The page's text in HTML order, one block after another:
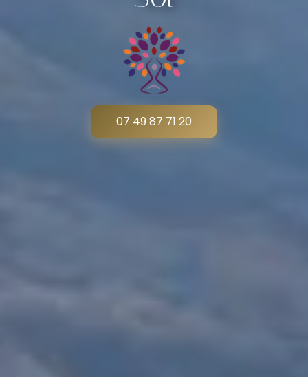
07 49 87 71 20